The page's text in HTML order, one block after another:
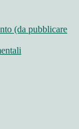
(da pubblicare